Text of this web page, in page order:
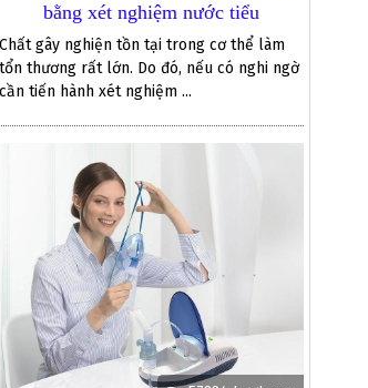
bằng xét nghiệm nước tiểu
Chất gây nghiện tồn tại trong cơ thể làm
tổn thương rất lớn. Do đó, nếu có nghi ngờ
cần tiến hành xét nghiệm ...